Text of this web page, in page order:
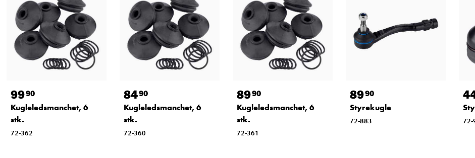
9990
Kugleledsmanchet, 6
stk.
72-362
8490
Kugleledsmanchet, 6
stk.
72-360
8990
Kugleledsmanchet, 6
stk.
72-361
8990
Styrekugle
72-883 72-